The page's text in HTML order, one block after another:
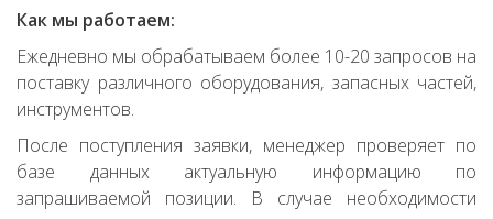
Как мы работаем:
Ежедневно мы обрабатываем более 10-20 запросов на
поставку различного оборудования, запасных частей,
инструментов.
После поступления заявки, менеджер проверяет по
базе данных актуальную информацию по
запрашиваемой позиции. В случае необходимости